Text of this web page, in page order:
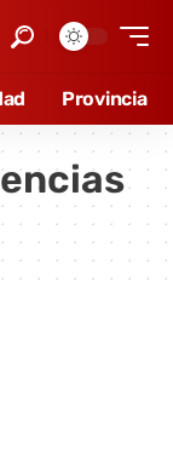
Provincia